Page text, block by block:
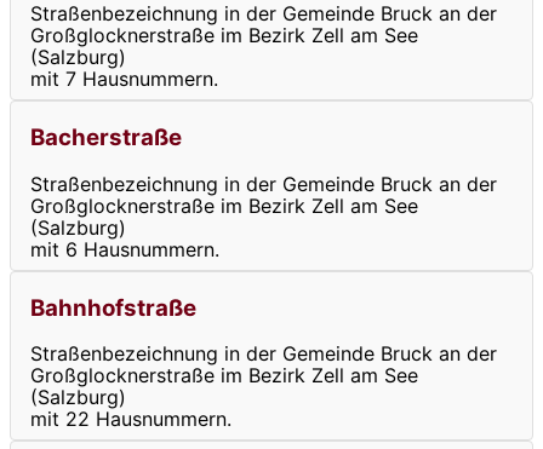
Straßenbezeichnung in der Gemeinde Bruck an der
Großglocknerstraße im Bezirk Zell am See
(Salzburg)
mit 7 Hausnummern.
Bacherstraße
Straßenbezeichnung in der Gemeinde Bruck an der
Großglocknerstraße im Bezirk Zell am See
(Salzburg)
mit 6 Hausnummern.
Bahnhofstraße
Straßenbezeichnung in der Gemeinde Bruck an der
Großglocknerstraße im Bezirk Zell am See
(Salzburg)
mit 22 Hausnummern.